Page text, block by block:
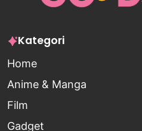
Kategori
Home
Anime & Manga
Film
Gadget